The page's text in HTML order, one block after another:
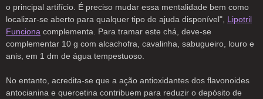
o principal artifício. É preciso mudar essa mentalidade bem como
localizar-se aberto para qualquer tipo de ajuda disponível", Lipotril
Funciona complementa. Para tramar este chá, deve-se
complementar 10 g com alcachofra, cavalinha, sabugueiro, louro e
anis, em 1 dm de água tempestuoso.
No entanto, acredita-se que a ação antioxidantes dos flavonoides
antocianina e quercetina contribuem para reduzir o depósito de